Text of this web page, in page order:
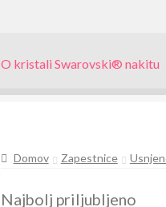
O kristali Swarovski® nakitu
Domov Zapestnice
Najbolj priljubljeno